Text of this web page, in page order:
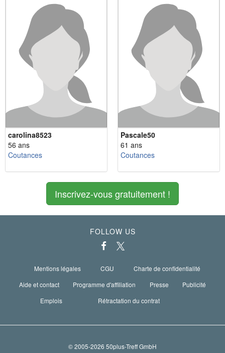
carolina8523
56 ans
Coutances
Pascale50
61 ans
Coutances
Inscrivez-vous gratuitement !
FOLLOW US
Mentions légales CGU
Charte de confidentialité
Aide et contact
Programme d'affiliation Presse
Publicité
Emplois
Rétractation du contrat
© 2005-2026 50plus-Treff GmbH